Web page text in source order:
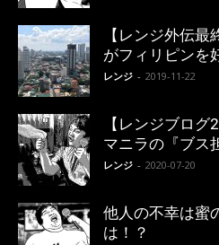
【レンジ外伝
がフィリピンを
レンジ - 2019-11-22
【レンジブロ
マニラの『ブス
レンジ - 2020-07-20
他人の不幸は蜜
は！？